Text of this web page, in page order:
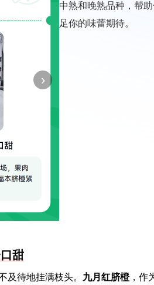
›
中熟和晚熟品种，帮
足你的味蕾期待。
甜
及待地挂满枝头。 九月红脐橙，作